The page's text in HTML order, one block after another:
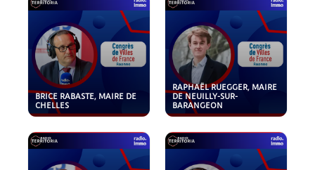
BRICE RABASTE, MAIRE DE
CHELLES
RAPHAËL RUEGGER, MAIRE
DE NEUILLY-SUR-
BARANGEON